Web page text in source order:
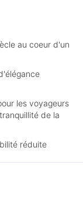
au coeur d'un
les voyageurs
de la
réduite